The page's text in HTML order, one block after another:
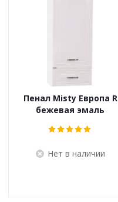
Пенал Misty Европа R
бежевая эмаль
Нет в наличии